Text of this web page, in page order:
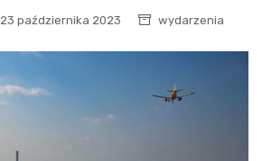
23 października 2023 wydarzenia